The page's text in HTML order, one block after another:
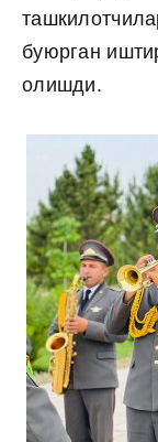
буюрган
олишди.